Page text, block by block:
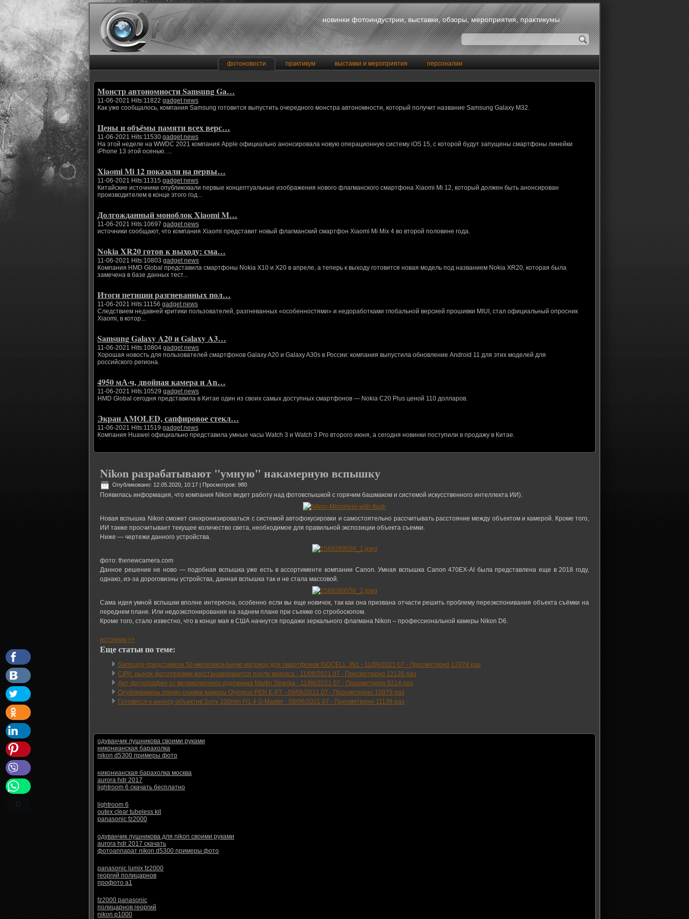
новинки фотоиндустрии, выставки, обзоры, мероприятия, практикумы
фотоновости практикум выставки и мероприятия персоналии
Монстр автономности Samsung Ga…
11-06-2021 Hits:11822 gadget news
Как уже сообщалось, компания Samsung готовится выпустить очередного монстра автономности, который получит название Samsung Galaxy M32.
Цены и объёмы памяти всех верс…
11-06-2021 Hits:11530 gadget news
На этой неделе на WWDC 2021 компания Apple официально анонсировала новую операционную систему iOS 15, с которой будут запущены смартфоны линейки
iPhone 13 этой осенью. ...
Xiaomi Mi 12 показали на первы…
11-06-2021 Hits:11315 gadget news
Китайские источники опубликовали первые концептуальные изображения нового флагманского смартфона Xiaomi Mi 12, который должен быть анонсирован
производителем в конце этого год...
Долгожданный моноблок Xiaomi M…
11-06-2021 Hits:10697 gadget news
источники сообщают, что компания Xiaomi представит новый флагманский смартфон Xiaomi Mi Mix 4 во второй половине года.
Nokia XR20 готов к выходу: сма…
11-06-2021 Hits:10803 gadget news
Компания HMD Global представила смартфоны Nokia X10 и X20 в апреле, а теперь к выходу готовится новая модель под названием Nokia XR20, которая была
замечена в базе данных тест...
Итоги петиции разгневанных пол…
11-06-2021 Hits:11156 gadget news
Следствием недавней критики пользователей, разгневанных «особенностями» и недоработками глобальной версией прошивки MIUI, стал официальный опросник
Xiaomi, в котор...
Samsung Galaxy A20 и Galaxy A3…
11-06-2021 Hits:10804 gadget news
Хорошая новость для пользователей смартфонов Galaxy A20 и Galaxy A30s в России: компания выпустила обновление Android 11 для этих моделей для
российского региона.
4950 мА·ч, двойная камера и An…
11-06-2021 Hits:10529 gadget news
HMD Global сегодня представила в Китае один из своих самых доступных смартфонов — Nokia C20 Plus ценой 110 долларов.
Экран AMOLED, сапфировое стекл…
11-06-2021 Hits:11519 gadget news
Компания Huawei официально представила умные часы Watch 3 и Watch 3 Pro второго июня, а сегодня новинки поступили в продажу в Китае.
Nikon разрабатывают "умную" накамерную вспышку
Опубликовано: 12.05.2020, 10:17 | Просмотров: 980
Появилась информация, что компания Nikon ведет работу над фотовспышкой с горячим башмаком и системой искусственного интеллекта ИИ).
Новая вспышка Nikon сможет синхронизироваться с системой автофокусировки и самостоятельно рассчитывать расстояние между объектом и камерой. Кроме того,
ИИ также просчитывает текущее количество света, необходимое для правильной экспозиции объекта съемки.
Ниже — чертежи данного устройства.
фото: thenewcamera.com
Данное решение не ново — подобная вспышка уже есть в ассортименте компании Canon. Умная вспышка Canon 470EX-AI была представлена еще в 2018 году,
однако, из-за дороговизны устройства, данная вспышка так и не стала массовой.
Сама идея умной вспышки вполне интересна, особенно если вы еще новичок, так как она призвана отчасти решить проблему переэкспонивания объекта съёмки на
переднем плане. Или недоэкспонирования на заднем плане при съемке со стробоскопом.
Кроме того, стало известно, что в конце мая в США начнутся продажи зеркального флагмана Nikon – профессиональной камеры Nikon D6.
источник >>
0
Еще статьи по теме:
Samsung представили 50-мегапиксельную матрицу для смартфонов ISOCELL JN1 - 11/06/2021 07 - Просмотрено 13378 раз
CIPA: рынок фототехники восстанавливается после кризиса - 11/06/2021 07 - Просмотрено 12126 раз
Арт-фотография от великолепного художника Martin Stranka - 11/06/2021 07 - Просмотрено 9214 раз
Опубликованы промо-снимки камеры Olympus PEN E-P7 - 09/06/2021 07 - Просмотрено 10979 раз
Готовится к анонсу объектив Sony 100mm F/1.4 G-Master - 09/06/2021 07 - Просмотрено 11138 раз
одуванчик лушникова своими руками
никонианская барахолка
nikon d5300 примеры фото
никонианская барахолка москва
aurora hdr 2017
lightroom 6 скачать бесплатно
lightroom 6
outex clear tubeless kit
panasonic fz2000
одуванчик лушникова для nikon своими руками
aurora hdr 2017 скачать
фотоаппарат nikon d5300 примеры фото
panasonic lumix fz2000
георгий полицарнов
профото а1
fz2000 panasonic
полицарнов георгий
nikon p1000